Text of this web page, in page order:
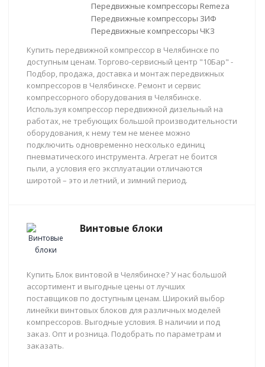
Передвижные компрессоры Remeza
Передвижные компрессоры ЗИФ
Передвижные компрессоры ЧКЗ
Купить передвижной компрессор в Челябинске по
доступным ценам. Торгово-сервисный центр "10Бар" -
Подбор, продажа, доставка и монтаж передвижных
компрессоров в Челябинске. Ремонт и сервис
компрессорного оборудования в Челябинске.
Используя компрессор передвижной дизельный на
работах, не требующих большой производительности
оборудования, к нему тем не менее можно
подключить одновременно несколько единиц
пневматического инструмента. Агрегат не боится
пыли, а условия его эксплуатации отличаются
широтой – это и летний, и зимний период.
Винтовые блоки
Купить Блок винтовой в Челябинске? У нас большой
ассортимент и выгодные цены от лучших
поставщиков по доступным ценам. Широкий выбор
линейки винтовых блоков для различных моделей
компрессоров. Выгодные условия. В наличии и под
заказ. Опт и розница. Подобрать по параметрам и
заказать.